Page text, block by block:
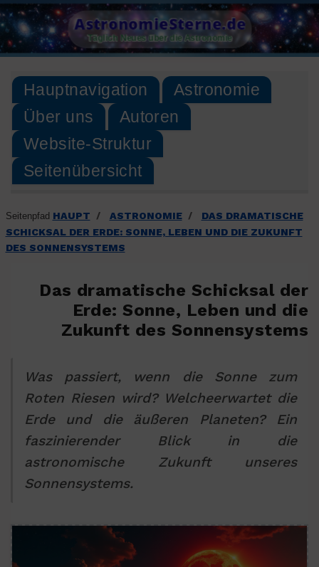
Skip
to
content
AstronomieSterne.de
Täglich Neues über die Astronomie
Hauptnavigation
Astronomie
Über uns
Autoren
Website-Struktur
Seitenübersicht
Seitenpfad HAUPT / ASTRONOMIE /
DAS DRAMATISCHE
SCHICKSAL DER ERDE: SONNE, LEBEN UND DIE ZUKUNFT
DES SONNENSYSTEMS
Das dramatische Schicksal der
Erde: Sonne, Leben und die
Zukunft des Sonnensystems
Was passiert, wenn die Sonne zum
Roten Riesen wird? Welcheerwartet die
Erde und die äußeren Planeten? Ein
faszinierender Blick in die
astronomische Zukunft unseres
Sonnensystems.